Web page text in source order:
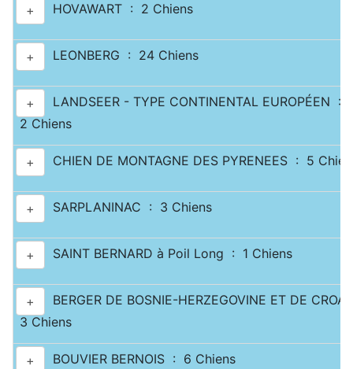
+ HOVAWART : 2 Chiens
+ LEONBERG : 24 Chiens
+
LANDSEER - TYPE CONTINENTAL EUROPÉEN :
2 Chiens
+ CHIEN DE MONTAGNE DES PYRENEES : 5
+ SARPLANINAC : 3 Chiens
+ SAINT BERNARD à Poil Long : 1 Chiens
+
BERGER DE BOSNIE-HERZEGOVINE ET DE
3 Chiens
+ BOUVIER BERNOIS : 6 Chiens